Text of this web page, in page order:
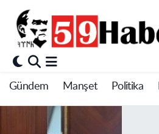
Gündem Manşet Politika